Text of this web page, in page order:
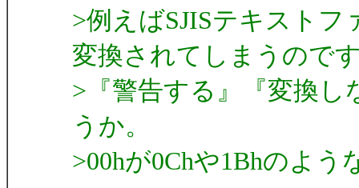
>例えばSJISテキストフ
変換されてしまうので
>『警告する』『変換
うか。
>00hが0Chや1Bhのよ